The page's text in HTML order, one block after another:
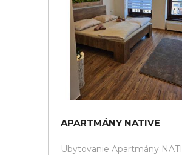
APARTMÁNY NATIVE
Ubytovanie Apartmány